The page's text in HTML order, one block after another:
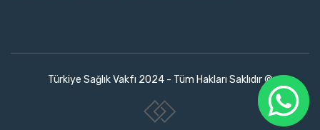
Türkiye Sağlık Vakfı 2024 - Tüm Hakları Saklıdır ©
www.collectivepeople.com.tr